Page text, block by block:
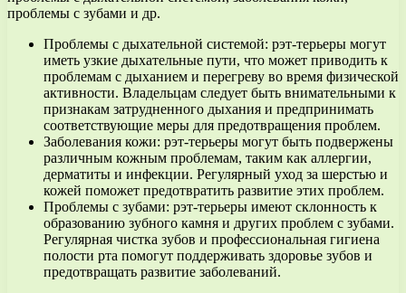
проблемы с зубами и др.
Проблемы с дыхательной системой: рэт-терьеры могут
иметь узкие дыхательные пути, что может приводить к
проблемам с дыханием и перегреву во время физической
активности. Владельцам следует быть внимательными к
признакам затрудненного дыхания и предпринимать
соответствующие меры для предотвращения проблем.
Заболевания кожи: рэт-терьеры могут быть подвержены
различным кожным проблемам, таким как аллергии,
дерматиты и инфекции. Регулярный уход за шерстью и
кожей поможет предотвратить развитие этих проблем.
Проблемы с зубами: рэт-терьеры имеют склонность к
образованию зубного камня и других проблем с зубами.
Регулярная чистка зубов и профессиональная гигиена
полости рта помогут поддерживать здоровье зубов и
предотвращать развитие заболеваний.